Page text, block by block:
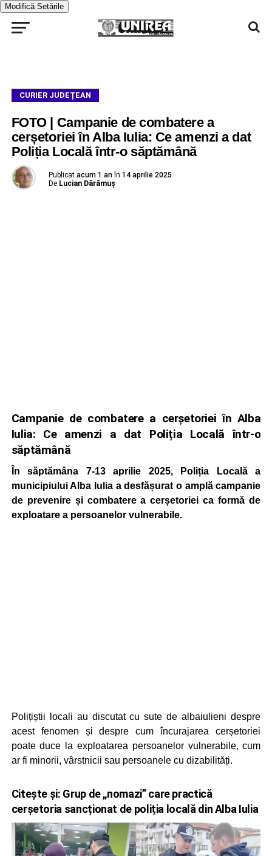
Modifică Setările
CURIER JUDEȚEAN
FOTO | Campanie de combatere a
cerșetoriei în Alba Iulia: Ce amenzi a dat
Poliția Locală într-o săptămână
Publicat acum 1 an în 14 aprilie 2025
De Lucian Dărămuș
Campanie de combatere a cerșetoriei în Alba
Iulia: Ce amenzi a dat Poliția Locală într-o
săptămână
În săptămâna 7-13 aprilie 2025, Poliția Locală a
municipiului Alba Iulia a desfășurat o amplă campanie
de prevenire și combatere a cerșetoriei ca formă de
exploatare a persoanelor vulnerabile.
Polițiștii locali au discutat cu sute de albaiulieni despre
acest fenomen și despre cum încurajarea cerșetoriei
poate duce la exploatarea persoanelor vulnerabile, cum
ar fi minorii, vârstnicii sau persoanele cu dizabilități.
Citește și: Grup de „nomazi” care practică
cerșetoria sancționat de poliția locală din Alba Iulia